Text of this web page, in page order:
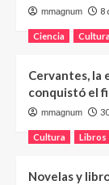
mmagnum 8
Ciencia Cultura
Cervantes, la
conquistó el
mmagnum
Cultura Libros
Novelas y